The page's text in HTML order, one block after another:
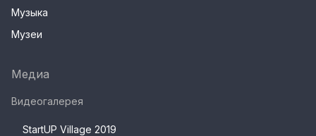
Музыка
Музеи
Медиа
Видеогалерея
StartUP Village 2019